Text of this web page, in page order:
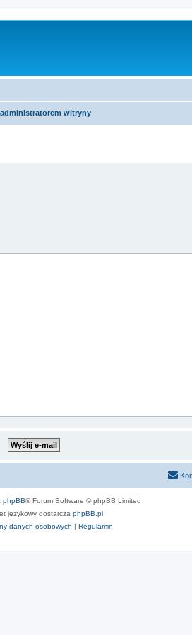
witryny
phpBB® Forum Software © phpBB Limited
językowy dostarcza phpBB.pl
danych osobowych | Regulamin